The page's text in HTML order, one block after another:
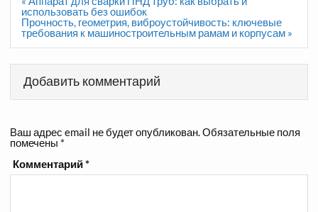
по
записям
использовать без ошибок
Прочность, геометрия, виброустойчивость: ключевые
требования к машиностроительным рамам и корпусам »
Добавить комментарий
Ваш адрес email не будет опубликован.Обязательные поля
помечены *
Комментарий*